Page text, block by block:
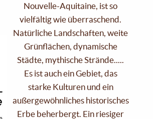
Nouvelle-Aquitaine, ist so
vielfältig wie überraschend.
Natürliche Landschaften, weite
Grünflächen, dynamische
Städte, mythische Strände.....
Es ist auch ein Gebiet, das
starke Kulturen und ein
außergewöhnliches historisches
Erbe beherbergt. Ein riesiger